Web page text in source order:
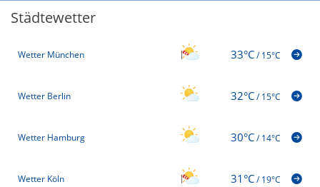
Städtewetter
Wetter München 33°C/15°C
Wetter Berlin 32°C/15°C
Wetter Hamburg 30°C/14°C
Wetter Köln 31°C/19°C